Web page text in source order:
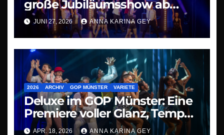
große Jubiläumsshow ab
09.07.26
JUNI 27, 2026 ANNA KARINA GEY
2026 ARCHIV GOP MÜNSTER VARIETE
Deluxe im GOP Münster: Eine
Premiere voller Glanz, Tempo
und Staunen
APR. 18, 2026 ANNA KARINA GEY